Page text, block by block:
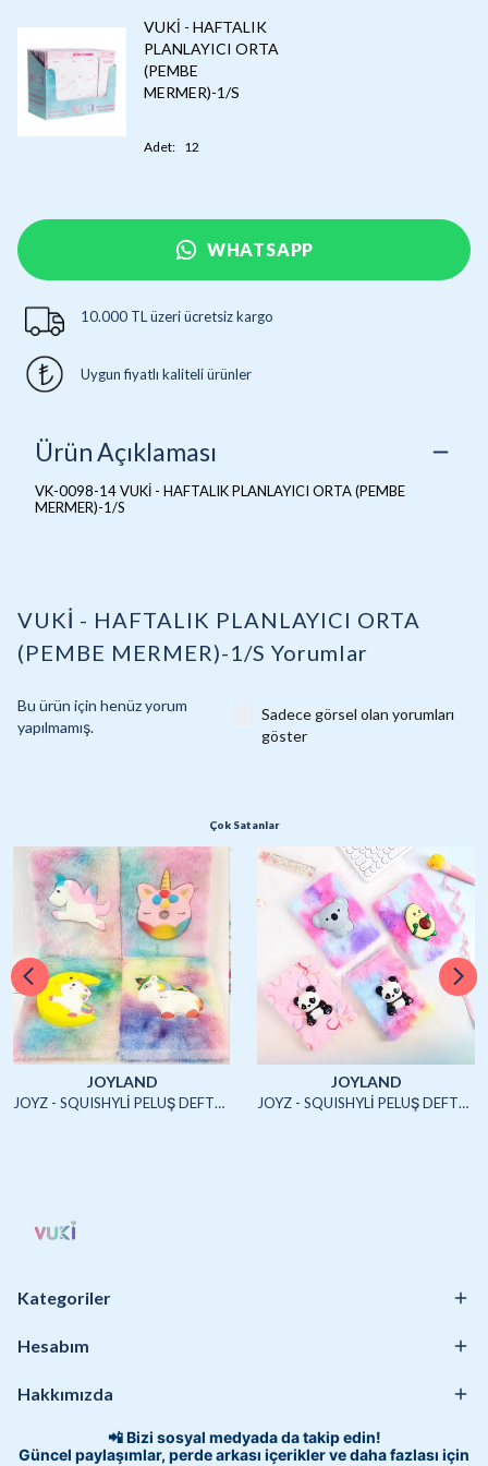
VUKİ - HAFTALIK
PLANLAYICI ORTA
(PEMBE
MERMER)-1/S
Adet: 12
WHATSAPP
10.000 TL üzeri ücretsiz kargo
Uygun fiyatlı kaliteli ürünler
Ürün Açıklaması
VK-0098-14 VUKİ - HAFTALIK PLANLAYICI ORTA (PEMBE
MERMER)-1/S
VUKİ - HAFTALIK PLANLAYICI ORTA
(PEMBE MERMER)-1/S Yorumlar
Bu ürün için henüz yorum
yapılmamış.
Sadece görsel olan yorumları
göster
Çok Satanlar
JOYLAND
JOYZ - SQUISHYLİ PELUŞ DEFTER A5 (UNICORN2)-4/S
JOYLAND
JOYZ - SQUISHYLİ PELUŞ DEFTER A5 (HAYVANLAR)-4/S
Kategoriler
Hesabım
Hakkımızda
📲 Bizi sosyal medyada da takip edin!
Güncel paylaşımlar, perde arkası içerikler ve daha fazlası için